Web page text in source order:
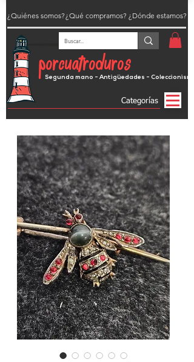
porcuatroduros
Segunda mano - Antigüedades - Coleccionismo
¿Dónde estamos?
¿Quiénes somos?
Categorías
¿Qué compramos?